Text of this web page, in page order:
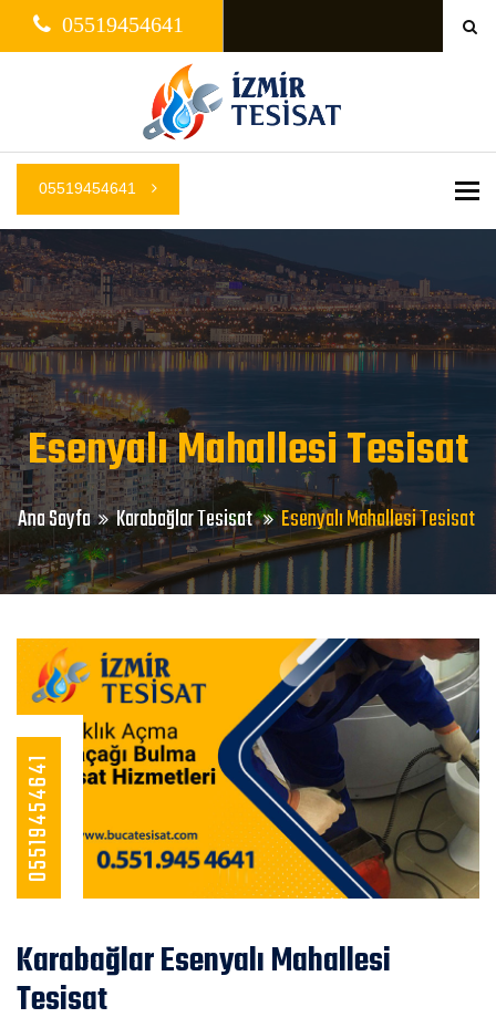
05519454641
05519454641
Esenyalı Mahallesi Tesisat
Ana Sayfa Karabağlar Tesisat Esenyalı Mahallesi Tesisat
05519454641
Karabağlar Esenyalı Mahallesi
Tesisat